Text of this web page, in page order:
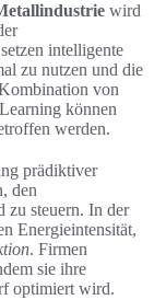
wird
intelligente
zu nutzen und die
von
können
werden.
prädiktiver
den
zu steuern. In der
Energieintensität,
. Firmen
sie ihre
optimiert wird.